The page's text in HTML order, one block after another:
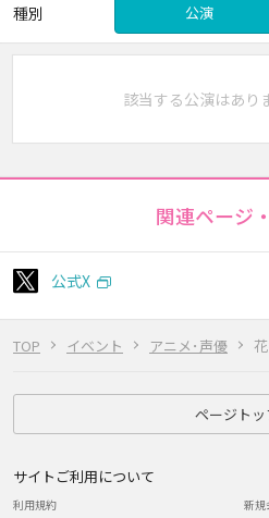
TOP イベント アニメ･声優
種別 公演
該当する公演はあり
関連ページ
公式X
ページト
サイトご利用について
利用規約
新規